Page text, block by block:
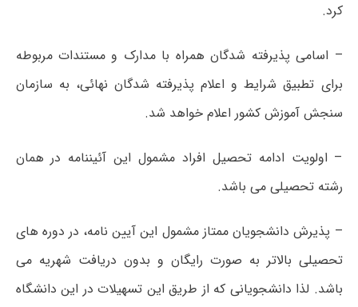
کرد.
– اسامی پذیرفته شدگان همراه با مدارک و مستندات مربوطه
برای تطبیق شرایط و اعلام پذیرفته شدگان نهائی، به سازمان
سنجش آموزش کشور اعلام خواهد شد.
– اولویت ادامه تحصیل افراد مشمول این آئیننامه در همان
رشته تحصیلی می باشد.
– پذیرش دانشجویان ممتاز مشمول این آیین نامه، در دوره های
تحصیلی بالاتر به صورت رایگان و بدون دریافت شهریه می
باشد. لذا دانشجویانی که از طریق این تسهیلات در این دانشگاه